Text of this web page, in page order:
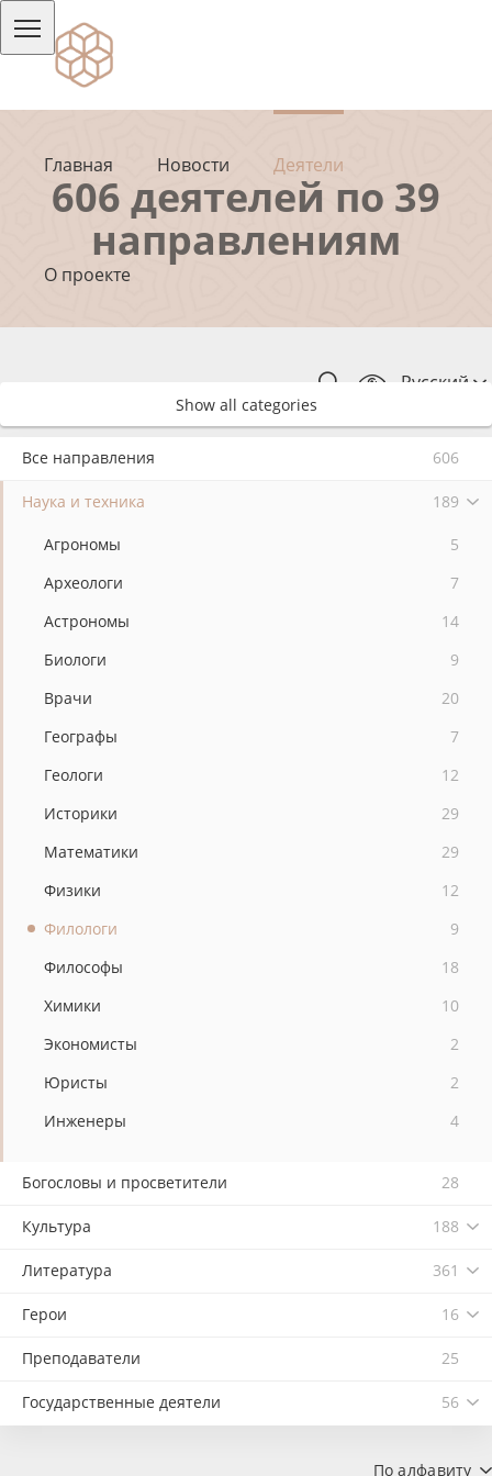
Главная Новости Деятели
О проекте
Русский
606 деятелей по 39
направлениям
Show all categories
Все направления 606
Наука и техника 189
Агрономы
5
Археологи
7
Астрономы
14
Биологи
9
Врачи
20
Географы
7
Геологи
12
Историки
29
Математики
29
Физики
12
Филологи
9
Философы
18
Химики
10
Экономисты
2
Юристы
2
Инженеры
4
Богословы и просветители 28
Культура 188
Литература 361
Герои 16
Преподаватели 25
Государственные деятели 56
По алфавиту